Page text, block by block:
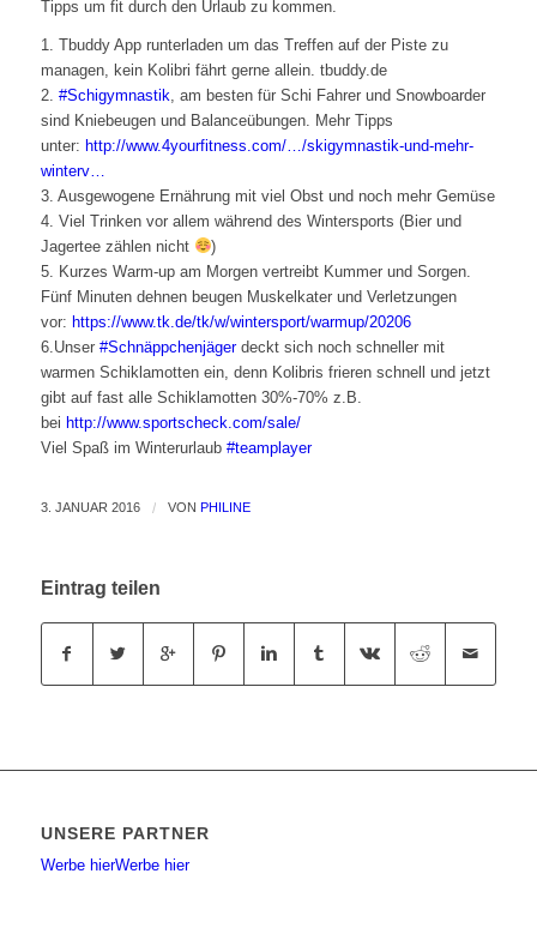
Tipps um fit durch den Urlaub zu kommen.
1. Tbuddy App runterladen um das Treffen auf der Piste zu
managen, kein Kolibri fährt gerne allein. tbuddy.de
2. ‪#‎Schigymnastik‬, am besten für Schi Fahrer und Snowboarder
sind Kniebeugen und Balanceübungen. Mehr Tipps
unter: http://www.4yourfitness.com/…/skigymnastik-und-mehr-
winterv…
3. Ausgewogene Ernährung mit viel Obst und noch mehr Gemüse
4. Viel Trinken vor allem während des Wintersports (Bier und
Jagertee zählen nicht
)
5. Kurzes Warm-up am Morgen vertreibt Kummer und Sorgen.
Fünf Minuten dehnen beugen Muskelkater und Verletzungen
vor: https://www.tk.de/tk/w/wintersport/warmup/20206
6.Unser ‪#‎Schnäppchenjäger‬deckt sich noch schneller mit
warmen Schiklamotten ein, denn Kolibris frieren schnell und jetzt
gibt auf fast alle Schiklamotten 30%-70% z.B.
bei http://www.sportscheck.com/sale/
Viel Spaß im Winterurlaub ‪#‎teamplayer‬
3. JANUAR 2016 / VON PHILINE
Eintrag teilen
UNSERE PARTNER
Werbe hierWerbe hier